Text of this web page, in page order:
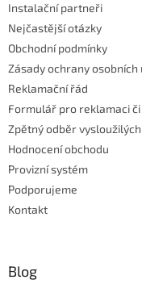
Instalační partneři
Nejčastější otázky
Obchodní podmínky
Zásady ochrany osobních
Reklamační řád
Formulář pro reklamaci
Zpětný odběr
Hodnocení obchodu
Provizní systém
Podporujeme
Kontakt
Blog